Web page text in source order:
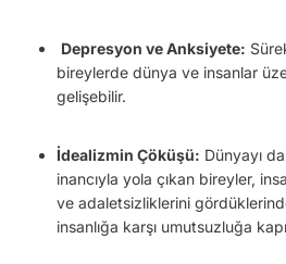
Depresyon ve Anksiyete:
bireylerde dünya ve insanlar
gelişebilir.
İdealizmin Çöküşü: Dünyayı
inancıyla yola çıkan bireyler,
ve adaletsizliklerini
insanlığa karşı umutsuzluğa